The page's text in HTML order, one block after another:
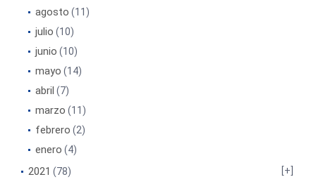
agosto (11)
julio (10)
junio (10)
mayo (14)
abril (7)
marzo (11)
febrero (2)
enero (4)
2021 (78)